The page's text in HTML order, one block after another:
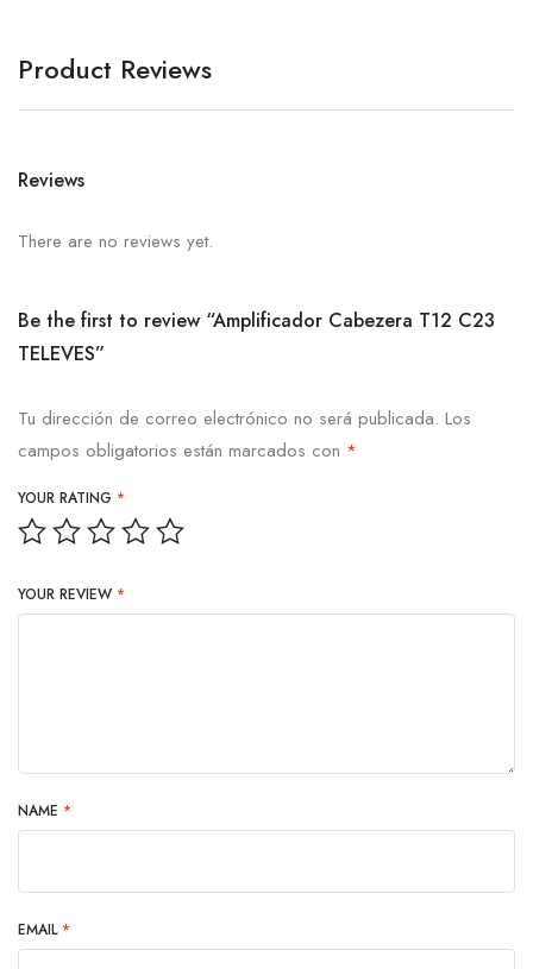
Product Reviews
Reviews
There are no reviews yet.
Be the first to review “Amplificador Cabezera T12 C23
TELEVES”
Tu dirección de correo electrónico no será publicada. Los
campos obligatorios están marcados con *
YOUR RATING *
YOUR REVIEW *
NAME *
EMAIL *